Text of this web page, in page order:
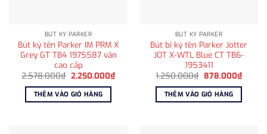
BÚT KÝ PARKER
Bút ký tên Parker IM PRM X
Grey GT TB4 1975587 vân
cao cấp
2.578.000₫ Giá
là:
2.578.000₫.
2.250.000₫Giá
hiện
2.250.000₫.
THÊM VÀO GIỎ HÀNG
BÚT KÝ PARKER
Bút bi ký tên Parker Jotter
JOT X-WTL Blue CT TB6-
1953411
1.250.000₫ Giá
là:
1.250.000₫.
878.000₫Giá
hiện
THÊM VÀO GIỎ HÀNG